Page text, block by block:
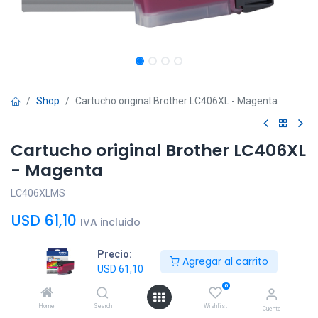
Precio:
USD 61,10
Agregar al carrito
Home Search
0
Wishlist Cuenta
Shop Cartucho original Brother LC406XL - Magenta
Cartucho original Brother LC406XL
- Magenta
LC406XLMS
USD 61,10 IVA incluido
Agregar al
Comprar